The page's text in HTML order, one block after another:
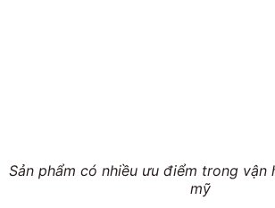
Sản phẩm có nhiều ưu điểm trong vận
mỹ